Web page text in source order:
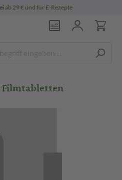
ab 29 € und für E-Rezepte
Filmtabletten